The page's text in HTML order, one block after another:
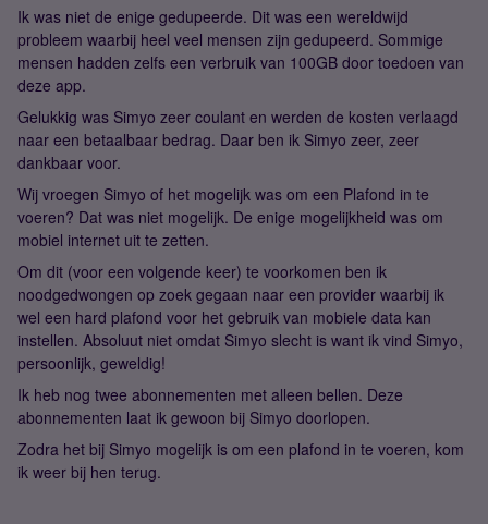
Ik was niet de enige gedupeerde. Dit was een wereldwijd
probleem waarbij heel veel mensen zijn gedupeerd. Sommige
mensen hadden zelfs een verbruik van 100GB door toedoen van
deze app.
Gelukkig was Simyo zeer coulant en werden de kosten verlaagd
naar een betaalbaar bedrag. Daar ben ik Simyo zeer, zeer
dankbaar voor.
Wij vroegen Simyo of het mogelijk was om een Plafond in te
voeren? Dat was niet mogelijk. De enige mogelijkheid was om
mobiel internet uit te zetten.
Om dit (voor een volgende keer) te voorkomen ben ik
noodgedwongen op zoek gegaan naar een provider waarbij ik
wel een hard plafond voor het gebruik van mobiele data kan
instellen. Absoluut niet omdat Simyo slecht is want ik vind Simyo,
persoonlijk, geweldig!
Ik heb nog twee abonnementen met alleen bellen. Deze
abonnementen laat ik gewoon bij Simyo doorlopen.
Zodra het bij Simyo mogelijk is om een plafond in te voeren, kom
ik weer bij hen terug.